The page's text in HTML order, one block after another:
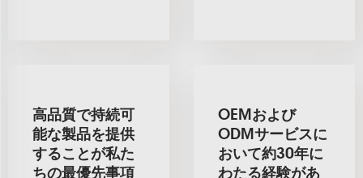
高品質で持続可
能な製品を提供
することが私た
ちの最優先事項
OEMおよび
ODMサービスに
おいて約30年に
わたる経験があ